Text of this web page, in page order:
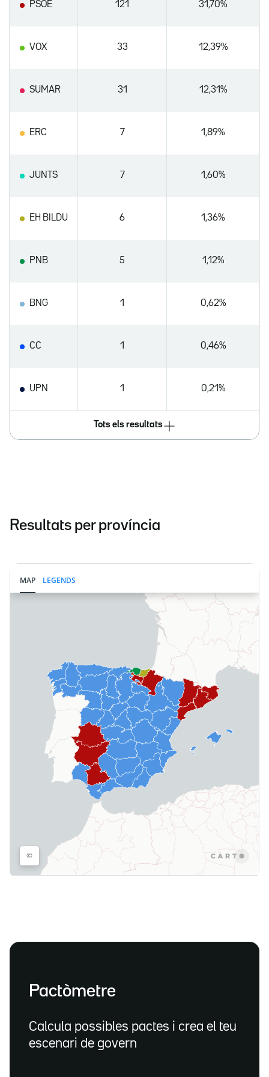
PSOE 121 31,70%
VOX 33 12,39%
SUMAR 31 12,31%
ERC 7 1,89%
JUNTS 7 1,60%
EH BILDU 6 1,36%
PNB 5 1,12%
BNG 1 0,62%
CC 1 0,46%
UPN 1 0,21%
Tots els resultats
Resultats per província
Pactòmetre
Calcula possibles pactes i crea el teu
escenari de govern